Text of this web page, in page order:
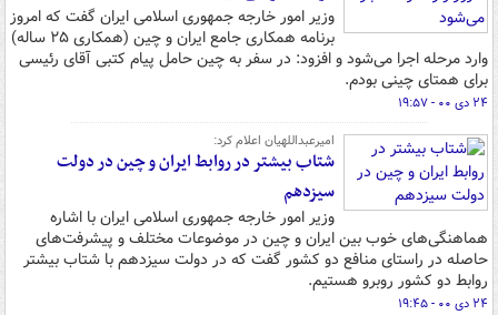
وزیر امور خارجه جمهوری اسلامی ایران گفت که امروز
برنامه همکاری جامع ایران و چین (همکاری ۲۵ ساله)
وارد مرحله اجرا می‌شود و افزود: در سفر به چین حامل پیام کتبی آقای رئیسی
برای همتای چینی بودم.
۲۴ دی ۰۰ - ۱۹:۵۷
امیرعبداللهیان اعلام کرد:
شتاب بیشتر در روابط ایران و چین در دولت
سیزدهم
وزیر امور خارجه جمهوری اسلامی ایران با اشاره
هماهنگی‌های خوب بین ایران و چین در موضوعات مختلف و پیشرفت‌های
حاصله در راستای منافع دو کشور گفت که در دولت سیزدهم با شتاب بیشتر
روابط دو کشور روبرو هستیم.
۲۴ دی ۰۰ - ۱۹:۴۵